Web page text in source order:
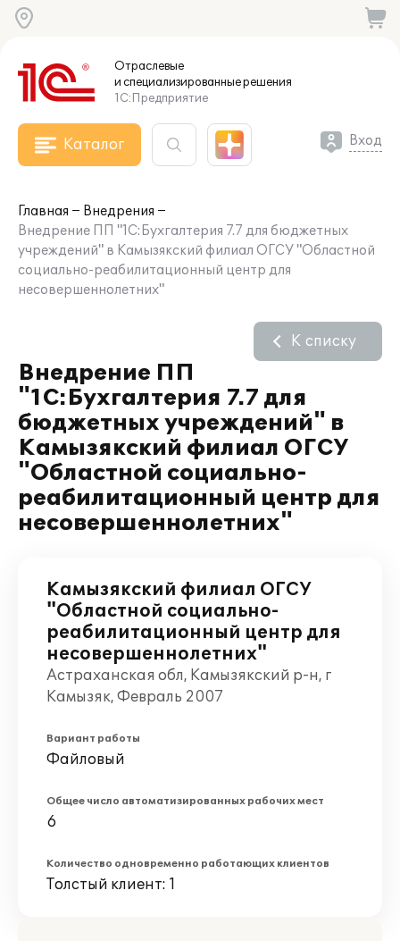
Отраслевые
и специализированныерешения
1С:Предприятие
Каталог Вход
Главная
Внедрения
Внедрение ПП "1С:Бухгалтерия 7.7 для бюджетных
учреждений" в Камызякский филиал ОГСУ "Областной
социально-реабилитационный центр для
несовершеннолетних"
Внедрение ПП
"1С:Бухгалтерия 7.7 для
бюджетных учреждений" в
Камызякский филиал ОГСУ
"Областной социально-
реабилитационный центр для
несовершеннолетних"
К списку
Камызякский филиал ОГСУ
"Областной социально-
реабилитационный центр для
несовершеннолетних"
Астраханская обл, Камызякский р-н, г
Камызяк, Февраль 2007
Вариант работы
Файловый
Общее число автоматизированных рабочих мест
6
Количество одновременно работающих клиентов
Толстый клиент: 1